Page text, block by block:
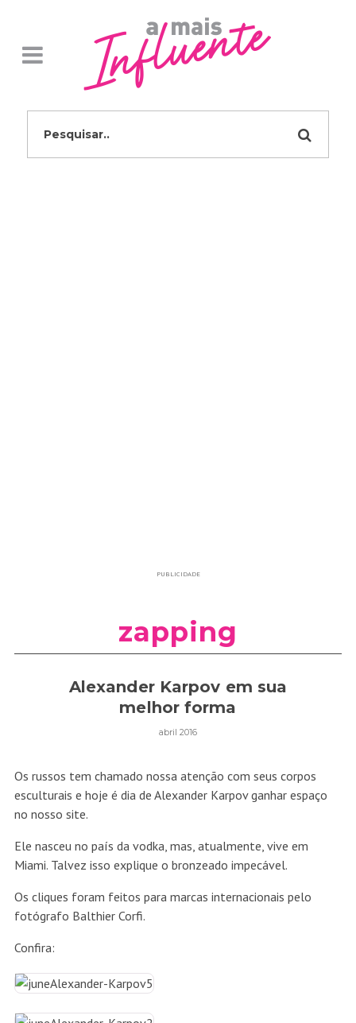
PUBLICIDADE
zapping
Alexander Karpov em sua
melhor forma
abril 2016
Os russos tem chamado nossa atenção com seus corpos
esculturais e hoje é dia de Alexander Karpov ganhar espaço
no nosso site.
Ele nasceu no país da vodka, mas, atualmente, vive em
Miami. Talvez isso explique o bronzeado impecável.
Os cliques foram feitos para marcas internacionais pelo
fotógrafo Balthier Corfi.
Confira: